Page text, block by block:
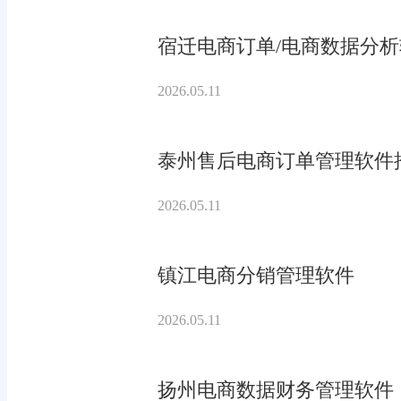
宿迁电商订单/电商数据分
2026.05.11
泰州售后电商订单管理软件
2026.05.11
镇江电商分销管理软件
2026.05.11
扬州电商数据财务管理软件